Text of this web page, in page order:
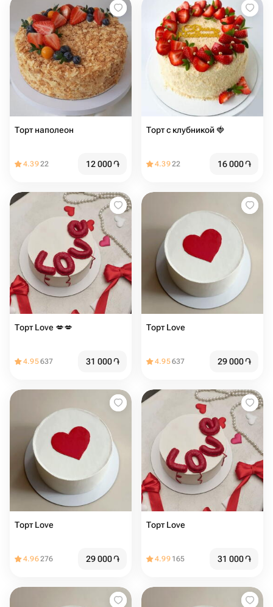
Торт наполеон
4.3922 12 000֏
Торт с клубникой 🍓
4.3922 16 000֏
Торт Love ️️️️💋💋️
4.95637 31 000֏
Торт Love ️️️️️
4.95637 29 000֏
Торт Love ️ ️️
4.96276 29 000֏
Торт Love ️️️️
4.99 165 31 000֏